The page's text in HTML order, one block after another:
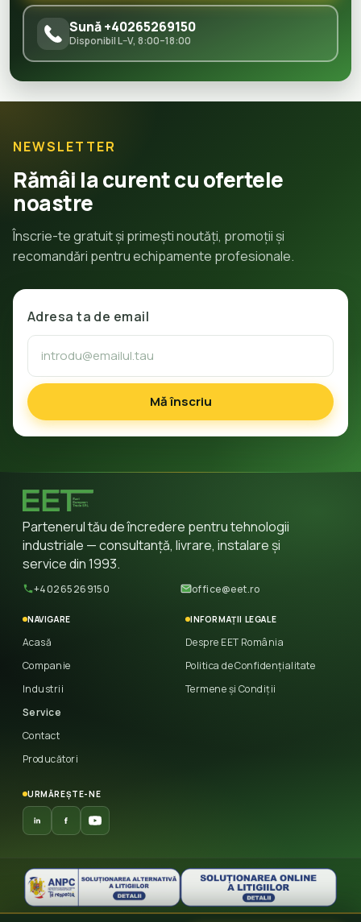
Sună +40265269150
Disponibil L–V, 8:00–18:00
NEWSLETTER
Rămâi la curent cu ofertele
noastre
Înscrie-te gratuit și primești noutăți, promoții și
recomandări pentru echipamente profesionale.
Adresa ta de email
Mă înscriu
Partenerul tău de încredere pentru tehnologii
industriale — consultanță, livrare, instalare și
service din 1993.
+40265269150 office@eet.ro
NAVIGARE
Acasă
Companie
Industrii
Service
Contact
Producători
INFORMAȚII LEGALE
Despre EET România
Politica de Confidențialitate
Termene și Condiții
URMĂREȘTE-NE